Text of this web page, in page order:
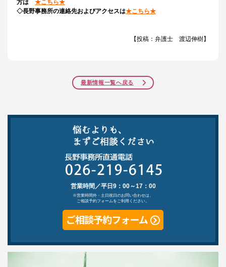
方は ★こちら★
◇長野事務所の連絡先およびアクセスは★こちら★
【投稿：弁護士 渡辺伸樹】
最新情報一覧へ戻る
営業時間／平日9：00～17：00
※営業時間外・土日祝日のお問い合わせは、
ご相談予約フォームをご利用ください。